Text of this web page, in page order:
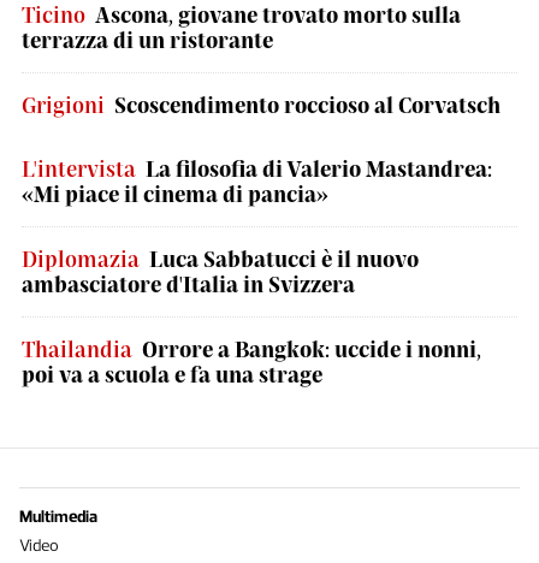
Ticino Ascona, giovane trovato morto sulla
terrazza di un ristorante
Grigioni Scoscendimento roccioso al Corvatsch
L'intervista La filosofia di Valerio Mastandrea:
«Mi piace il cinema di pancia»
Diplomazia Luca Sabbatucci è il nuovo
ambasciatore d'Italia in Svizzera
Thailandia Orrore a Bangkok: uccide i nonni,
poi va a scuola e fa una strage
Multimedia
Video